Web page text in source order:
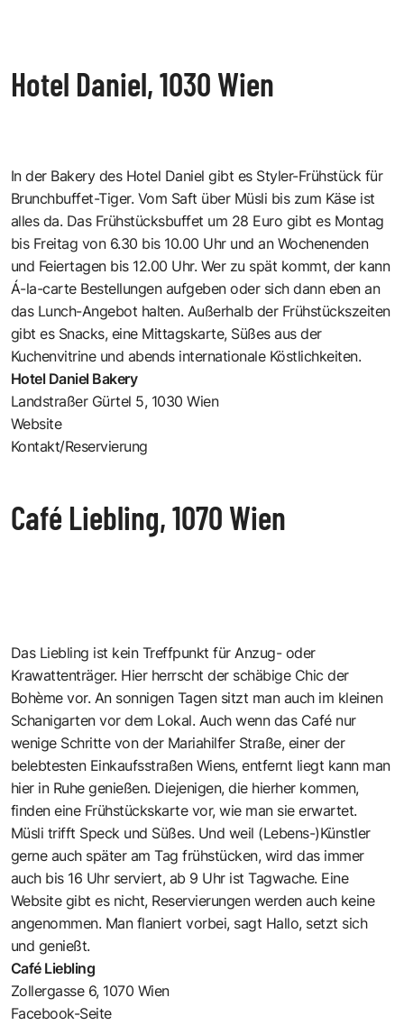
Hotel Daniel, 1030 Wien
In der Bakery des Hotel Daniel gibt es Styler-Frühstück für
Brunchbuffet-Tiger. Vom Saft über Müsli bis zum Käse ist
alles da. Das Frühstücksbuffet um 28 Euro gibt es Montag
bis Freitag von 6.30 bis 10.00 Uhr und an Wochenenden
und Feiertagen bis 12.00 Uhr. Wer zu spät kommt, der kann
Á-la-carte Bestellungen aufgeben oder sich dann eben an
das Lunch-Angebot halten. Außerhalb der Frühstückszeiten
gibt es Snacks, eine Mittagskarte, Süßes aus der
Kuchenvitrine und abends internationale Köstlichkeiten.
Hotel Daniel Bakery
Landstraßer Gürtel 5, 1030 Wien
Website
Kontakt/Reservierung
Café Liebling, 1070 Wien
Das Liebling ist kein Treffpunkt für Anzug- oder
Krawattenträger. Hier herrscht der schäbige Chic der
Bohème vor. An sonnigen Tagen sitzt man auch im kleinen
Schanigarten vor dem Lokal. Auch wenn das Café nur
wenige Schritte von der Mariahilfer Straße, einer der
belebtesten Einkaufsstraßen Wiens, entfernt liegt kann man
hier in Ruhe genießen. Diejenigen, die hierher kommen,
finden eine Frühstückskarte vor, wie man sie erwartet.
Müsli trifft Speck und Süßes. Und weil (Lebens-)Künstler
gerne auch später am Tag frühstücken, wird das immer
auch bis 16 Uhr serviert, ab 9 Uhr ist Tagwache. Eine
Website gibt es nicht, Reservierungen werden auch keine
angenommen. Man flaniert vorbei, sagt Hallo, setzt sich
und genießt.
Café Liebling
Zollergasse 6, 1070 Wien
Facebook-Seite